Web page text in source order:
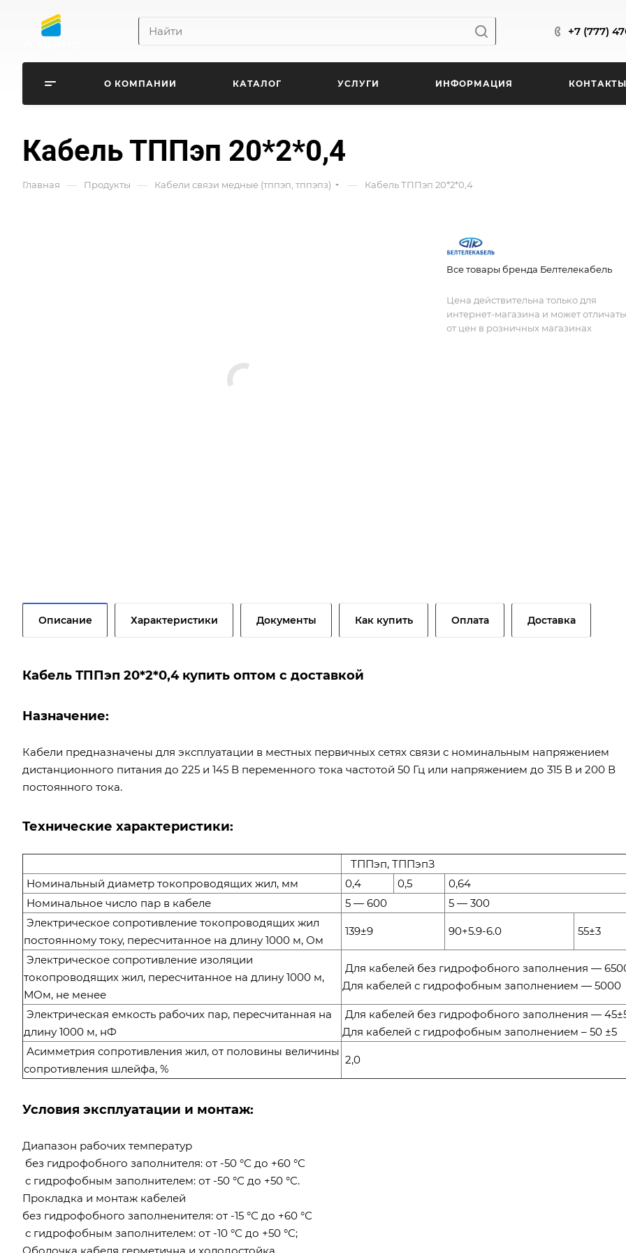
+7 (777)
О КОМПАНИИ КАТАЛОГ УСЛУГИ ИНФОРМАЦИЯ
Кабель ТППэп 20*2*0,4
Главная — Продукты — Кабели связи медные (тппэп, тппэпз) — Кабель ТППэп 20*2*0,4
Все товары бренда Белтелекабель
Цена действительна только для
интернет-магазина и может
от цен в розничных магазинах
Описание Характеристики Документы Как купить Оплата Доставка
Кабель ТППэп 20*2*0,4 купить оптом с доставкой
Назначение:
Кабели предназначены для эксплуатации в местных первичных сетях связи с номинальным напряжением
дистанционного питания до 225 и 145 В переменного тока частотой 50 Гц или напряжением до 315 В и 200 В
постоянного тока.
Технические характеристики:
ТППэп, ТППэпЗ
Номинальный диаметр токопроводящих жил, мм
0,4 0,5
0,64
Номинальное число пар в кабеле
5 — 600
5 — 300
Электрическое сопротивление токопроводящих жил
постоянному току, пересчитанное на длину 1000 м, Ом
139±9 90+5.9-6.0 55±3
Электрическое сопротивление изоляции
токопроводящих жил, пересчитанное на длину 1000 м,
МОм, не менее
Для кабелей без гидрофобного заполнения —
Для кабелей с гидрофобным заполнением — 5000
Электрическая емкость рабочих пар, пересчитанная на
длину 1000 м, нФ
Для кабелей без гидрофобного заполнения —
Для кабелей с гидрофобным заполнением – 50 ±5
Асимметрия сопротивления жил, от половины величины
сопротивления шлейфа, %
2,0
Условия эксплуатации и монтаж:
Диапазон рабочих температур
без гидрофобного заполнителя: от -50 °С до +60 °С
с гидрофобным заполнителем: от -50 °С до +50 °С.
Прокладка и монтаж кабелей
без гидрофобного заполненителя: от -15 °С до +60 °С
с гидрофобным заполнителем: от -10 °С до +50 °С;